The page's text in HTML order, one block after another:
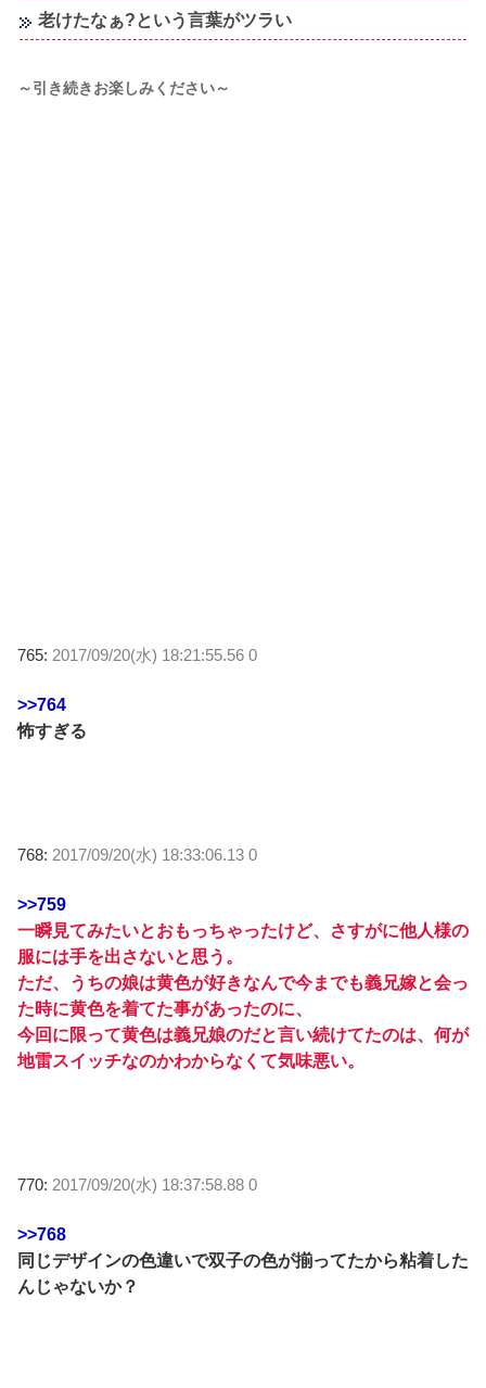
老けたなぁ?という言葉がツラい
～引き続きお楽しみください～
765: 2017/09/20(水) 18:21:55.56 0
>>764
怖すぎる
768: 2017/09/20(水) 18:33:06.13 0
>>759
一瞬見てみたいとおもっちゃったけど、さすがに他人様の
服には手を出さないと思う。
ただ、うちの娘は黄色が好きなんで今までも義兄嫁と会っ
た時に黄色を着てた事があったのに、
今回に限って黄色は義兄娘のだと言い続けてたのは、何が
地雷スイッチなのかわからなくて気味悪い。
770: 2017/09/20(水) 18:37:58.88 0
>>768
同じデザインの色違いで双子の色が揃ってたから粘着した
んじゃないか？